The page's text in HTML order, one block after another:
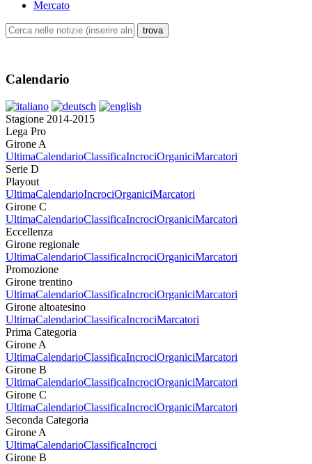
Mercato
Calendario
Stagione 2014-2015
Lega Pro
Girone A
UltimaCalendarioClassificaIncrociOrganiciMarcatori
Serie D
Playout
UltimaCalendarioIncrociOrganiciMarcatori
Girone C
UltimaCalendarioClassificaIncrociOrganiciMarcatori
Eccellenza
Girone regionale
UltimaCalendarioClassificaIncrociOrganiciMarcatori
Promozione
Girone trentino
UltimaCalendarioClassificaIncrociOrganiciMarcatori
Girone altoatesino
UltimaCalendarioClassificaIncrociMarcatori
Prima Categoria
Girone A
UltimaCalendarioClassificaIncrociOrganiciMarcatori
Girone B
UltimaCalendarioClassificaIncrociOrganiciMarcatori
Girone C
UltimaCalendarioClassificaIncrociOrganiciMarcatori
Seconda Categoria
Girone A
UltimaCalendarioClassificaIncroci
Girone B